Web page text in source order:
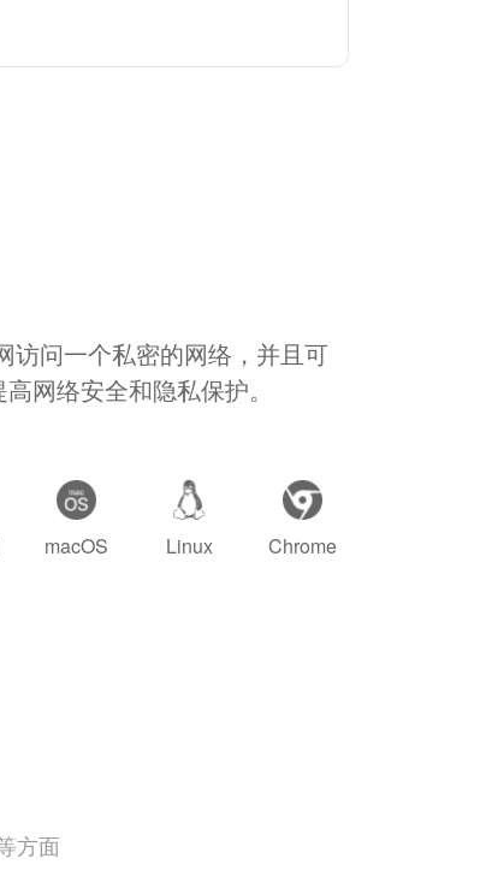
访问一个私密的网络，并且可
网络安全和隐私保护。
macOS Linux Chrome
方面